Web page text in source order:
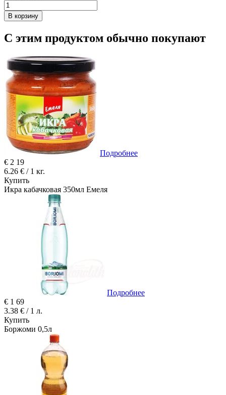
В корзину
С этим продуктом обычно покупают
Подробнее
€ 2 19
6.26 € / 1 кг.
Купить
Икра кабачковая 350мл Емеля
Подробнее
€ 1 69
3.38 € / 1 л.
Купить
Боржоми 0,5л